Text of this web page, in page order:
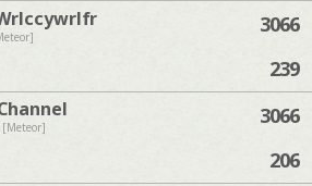
3066
239
3066
206